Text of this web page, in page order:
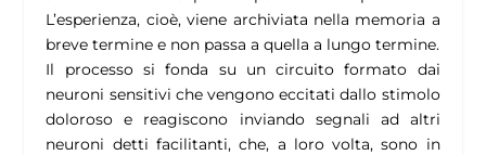
L’esperienza, cioè, viene archiviata nella memoria a
breve termine e non passa a quella a lungo termine.
Il processo si fonda su un circuito formato dai
neuroni sensitivi che vengono eccitati dallo stimolo
doloroso e reagiscono inviando segnali ad altri
neuroni detti facilitanti, che, a loro volta, sono in